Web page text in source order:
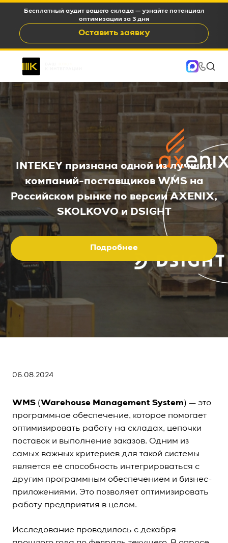
WMS c окупаемостью 6-12 месяцев и снижением OPEX на
15-35%
Оставить заявку
INTEKEY признана одной из лучших
компаний-поставщиков WMS на
Российском рынке по версии AXENIX,
SKOLKOVO и DSIGHT
Подробнее
06.08.2024
WMS (Warehouse Management System) — это
программное обеспечение, которое помогает
оптимизировать работу на складах, цепочки
поставок и выполнение заказов. Одним из
самых важных критериев для такой системы
является её способность интегрироваться с
другим программным обеспечением и бизнес-
приложениями. Это позволяет оптимизировать
работу предприятия в целом.
Исследование проводилось с декабря